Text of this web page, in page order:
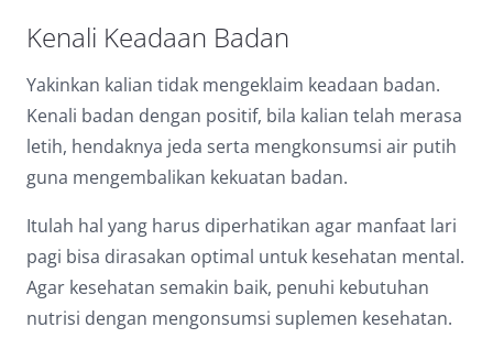
Kenali Keadaan Badan
Yakinkan kalian tidak mengeklaim keadaan badan.
Kenali badan dengan positif, bila kalian telah merasa
letih, hendaknya jeda serta mengkonsumsi air putih
guna mengembalikan kekuatan badan.
Itulah hal yang harus diperhatikan agar manfaat lari
pagi bisa dirasakan optimal untuk kesehatan mental.
Agar kesehatan semakin baik, penuhi kebutuhan
nutrisi dengan mengonsumsi suplemen kesehatan.